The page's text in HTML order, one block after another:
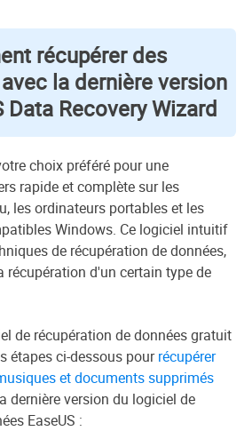
récupérer des
la dernière version
Data Recovery Wizard
choix préféré pour une
rapide et complète sur les
les ordinateurs portables et les
Windows. Ce logiciel intuitif
de récupération de données,
récupération d'un certain type de
de récupération de données gratuit
étapes ci-dessous pourrécupérer
et documents supprimés
dernière version du logiciel de
EaseUS :